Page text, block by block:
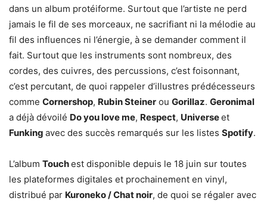
dans un album protéiforme. Surtout que l’artiste ne perd
jamais le fil de ses morceaux, ne sacrifiant ni la mélodie au
fil des influences ni l’énergie, à se demander comment il
fait. Surtout que les instruments sont nombreux, des
cordes, des cuivres, des percussions, c’est foisonnant,
c’est percutant, de quoi rappeler d’illustres prédécesseurs
comme Cornershop, Rubin Steiner ou Gorillaz. Geronimal
a déjà dévoilé Do you love me, Respect, Universeet
Funking avec des succès remarqués sur les listes Spotify.
L’album Touchest disponible depuis le 18 juin sur toutes
les plateformes digitales et prochainement en vinyl,
distribué par Kuroneko / Chat noir, de quoi se régaler avec